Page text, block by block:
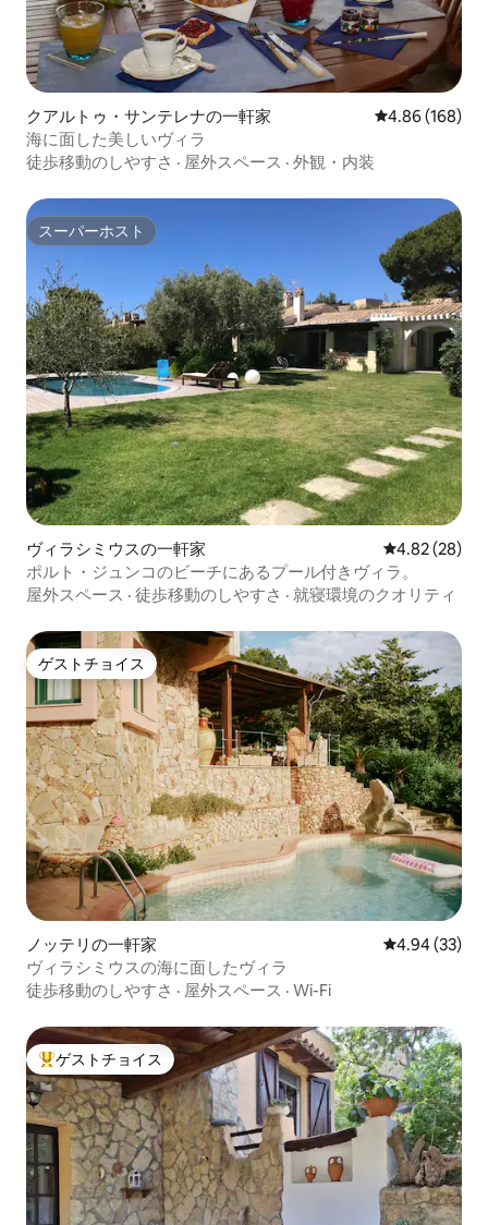
クアルトゥ・サンテレナの一軒家 レビュー168
4.86 (168)
海に面した美しいヴィラ
徒歩移動のしやすさ · 屋外スペース · 外観・内装
スーパーホスト
スーパーホスト
ヴィラシミウスの一軒家 レビュー28
4.82 (28)
ポルト・ジュンコのビーチにあるプール付きヴィラ。
屋外スペース · 徒歩移動のしやすさ · 就寝環境のクオリティ
ゲストチョイス
ゲストチョイス
ノッテリの一軒家 レビュー33
4.94 (33)
ヴィラシミウスの海に面したヴィラ
徒歩移動のしやすさ · 屋外スペース · Wi-Fi
大好評のゲストチョイスです。
ゲストチョイス